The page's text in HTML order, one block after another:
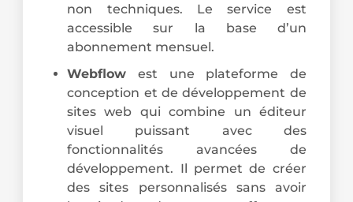
non techniques. Le service est
accessible sur la base d’un
abonnement mensuel.
Webflow est une plateforme de
conception et de développement de
sites web qui combine un éditeur
visuel puissant avec des
fonctionnalités avancées de
développement. Il permet de créer
des sites personnalisés sans avoir